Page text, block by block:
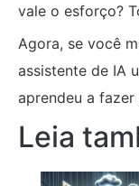
vale o esforço?
Agora, se você
assistente de IA
aprendeu a
Leia